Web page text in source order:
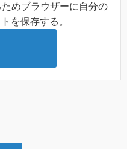
めブラウザーに自分の
を保存する。